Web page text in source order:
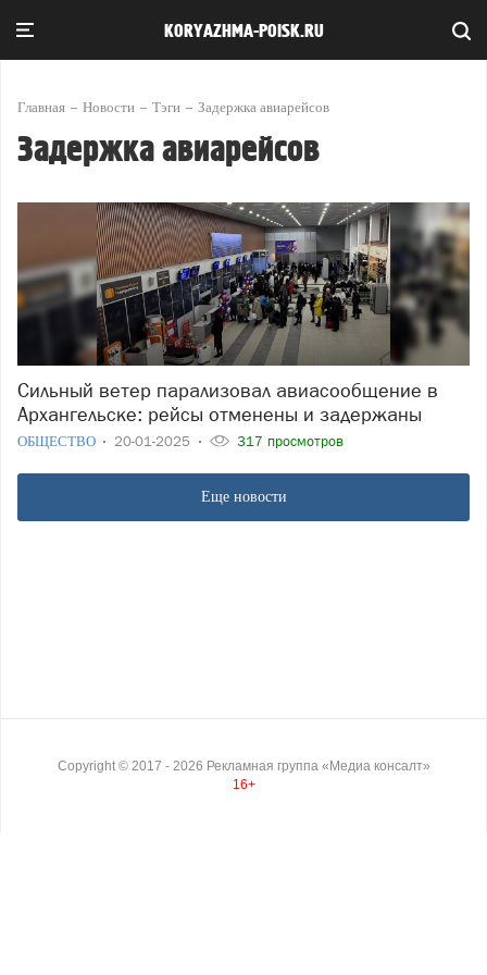
KORYAZHMA-POISK.RU
Главная Новости Тэги Задержка авиарейсов
Задержка авиарейсов
Сильный ветер парализовал авиасообщение в
Архангельске: рейсы отменены и задержаны
ОБЩЕСТВО 20-01-2025 317 просмотров
Еще новости
Copyright © 2017 - 2026 Рекламная группа «Медиа консалт»
16+